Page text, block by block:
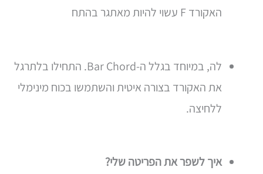
האקורד F עשוי להיות מאתגר בהתח
לה, במיוחד בגלל ה-Bar Chord. התחילו בלתרגל
את האקורד בצורה איטית והשתמשו בכוח מינימלי
ללחיצה.
איך לשפר את הפריטה שלי?